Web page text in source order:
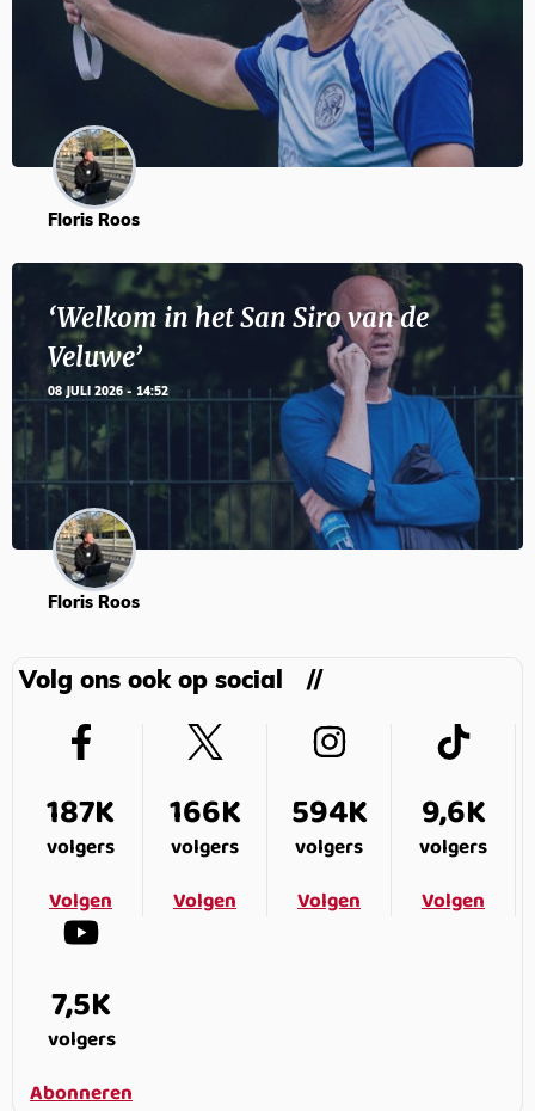
Floris Roos
‘Welkom in het San Siro van de
Veluwe’
08 JULI 2026 - 14:52
Floris Roos
Volg ons ook op social
187K
volgers
Volgen
166K
volgers
Volgen
594K
volgers
Volgen
9,6K
volgers
Volgen
7,5K
volgers
Abonneren